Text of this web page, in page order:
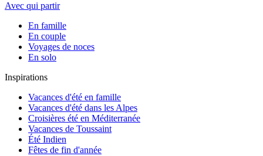
Avec qui partir
En famille
En couple
Voyages de noces
En solo
Inspirations
Vacances d'été en famille
Vacances d'été dans les Alpes
Croisières été en Méditerranée
Vacances de Toussaint
Été Indien
Fêtes de fin d'année